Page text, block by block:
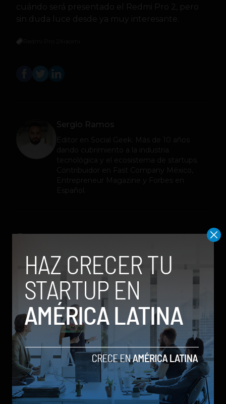
cuándo será presentado el Redmi Pro 2, pero
sin duda luce desde ya muy interesante.
Sergio Ramos
Editor en Social Geek
. Más de 10 años
dando cubrimiento a la industria
tecnológica y el ecosistema de startups.
Contribuidor en Fast Company México,
Entrepreneur Magazine y Forbes en
Español.
Relacionados
Galaxy Z Flip8: el plegable compacto de Samsung se
renueva con más pantalla, mejor cámara e IA
by Social Geek
Móviles